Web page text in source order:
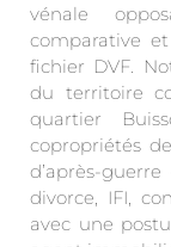
vénale
comparative
fichier DVF.
du territoire
quartier
copropriétés
d’après-
divorce, IFI,
avec une